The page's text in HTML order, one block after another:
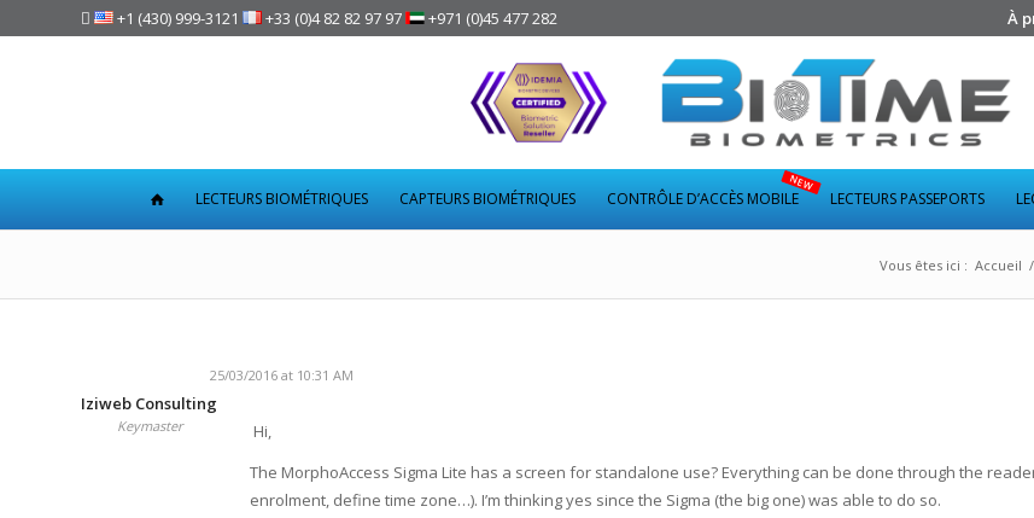
À
 +1 (430) 999-3121 +33 (0)4 82 82 97 97 +971 (0)45 477 282
LECTEURS BIOMÉTRIQUES CAPTEURS BIOMÉTRIQUES CONTRÔLE D’ACCÈS MOBILE LECTEURS PASSEPORTS
Vous êtes ici : Accueil /
25/03/2016 at 10:31 AM
Iziweb Consulting
Keymaster
Hi,
The MorphoAccess Sigma Lite has a screen for standalone use? Everything can be done through the
enrolment, define time zone…). I’m thinking yes since the Sigma (the big one) was able to do so.